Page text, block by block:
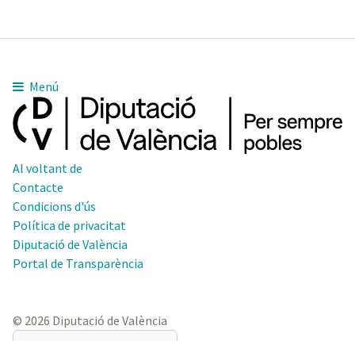
Menú
Al voltant de
Contacte
Condicions d'ús
Política de privacitat
Diputació de València
Portal de Transparència
© 2026 Diputació de València